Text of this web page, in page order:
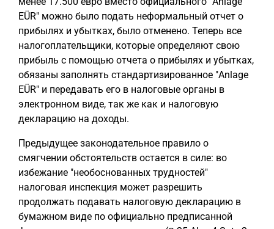
EÜR" можно было подать неформальный отчет о
прибылях и убытках, было отменено. Теперь все
налогоплательщики, которые определяют свою
прибыль с помощью отчета о прибылях и убытках,
обязаны заполнять стандартизированное "Anlage
EÜR" и передавать его в налоговые органы в
электронном виде, так же как и налоговую
декларацию на доходы.
Предыдущее законодательное правило о
смягчении обстоятельств остается в силе: во
избежание "необоснованных трудностей"
налоговая инспекция может разрешить
продолжать подавать налоговую декларацию в
бумажном виде по официально предписанной